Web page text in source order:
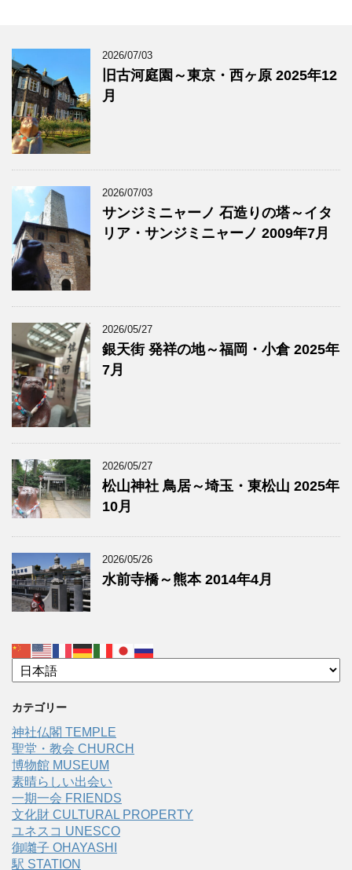
2026/07/03
旧古河庭園～東京・西ヶ原 2025年12
月
2026/07/03
サンジミニャーノ 石造りの塔～イタ
リア・サンジミニャーノ 2009年7月
2026/05/27
銀天街 発祥の地～福岡・小倉 2025年
7月
2026/05/27
松山神社 鳥居～埼玉・東松山 2025年
10月
2026/05/26
水前寺橋～熊本 2014年4月
カテゴリー
神社仏閣 TEMPLE
聖堂・教会 CHURCH
博物館 MUSEUM
素晴らしい出会い
一期一会 FRIENDS
文化財 CULTURAL PROPERTY
ユネスコ UNESCO
御囃子 OHAYASHI
駅 STATION